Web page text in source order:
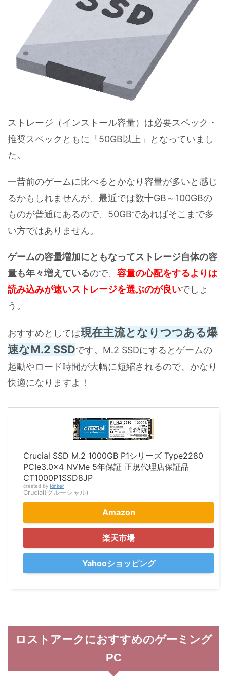
ストレージ（インストール容量）は必要スペック・
推奨スペックともに「50GB以上」となっていまし
た。
一昔前のゲームに比べるとかなり容量が多いと感じ
るかもしれませんが、最近では数十GB～100GBの
ものが普通にあるので、50GBであればそこまで多
い方ではありません。
ゲームの容量増加にともなってストレージ自体の容
量も年々増えているので、 容量の心配をするよりは
読み込みが速いストレージを選ぶのが良いでしょ
う。
おすすめとしては現在主流となりつつある爆
速なM.2 SSDです。M.2 SSDにするとゲームの
起動やロード時間が大幅に短縮されるので、かなり
快適になりますよ！
Crucial SSD M.2 1000GB P1シリーズ Type2280
PCIe3.0x4 NVMe 5年保証 正規代理店保証品
CT1000P1SSD8JP
created by Rinker
Crucial(クルーシャル)
Amazon
楽天市場
Yahooショッピング
ロストアークにおすすめのゲーミング
PC